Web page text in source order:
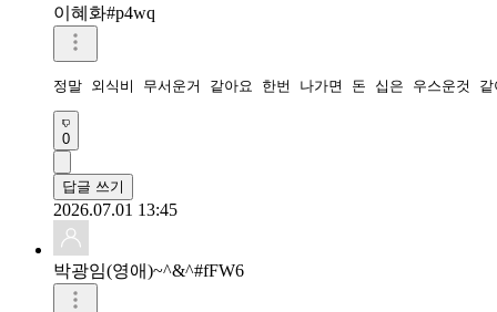
이혜화#p4wq
정말 외식비 무서운거 같아요 한번 나가면 돈 십은 우스운것 같
0
답글 쓰기
2026.07.01 13:45
박광임(영애)~^&^#fFW6